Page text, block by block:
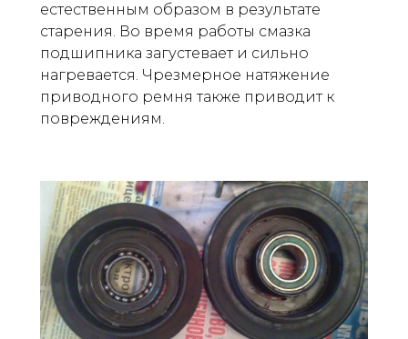
естественным образом в результате
старения. Во время работы смазка
подшипника загустевает и сильно
нагревается. Чрезмерное натяжение
приводного ремня также приводит к
повреждениям.